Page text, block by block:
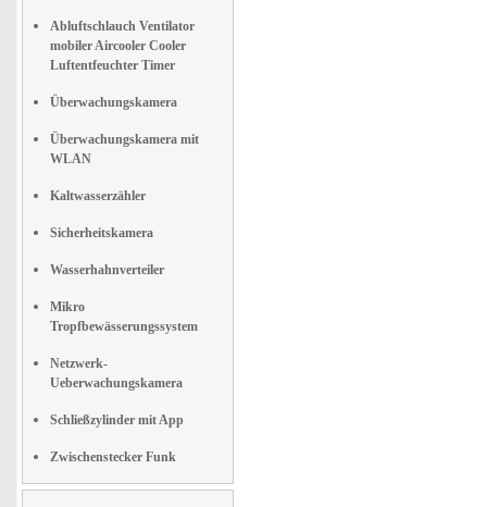
Abluftschlauch Ventilator
mobiler Aircooler Cooler
Luftentfeuchter Timer
Überwachungskamera
Überwachungskamera mit
WLAN
Kaltwasserzähler
Sicherheitskamera
Wasserhahnverteiler
Mikro
Tropfbewässerungssystem
Netzwerk-
Ueberwachungskamera
Schließzylinder mit App
Zwischenstecker Funk